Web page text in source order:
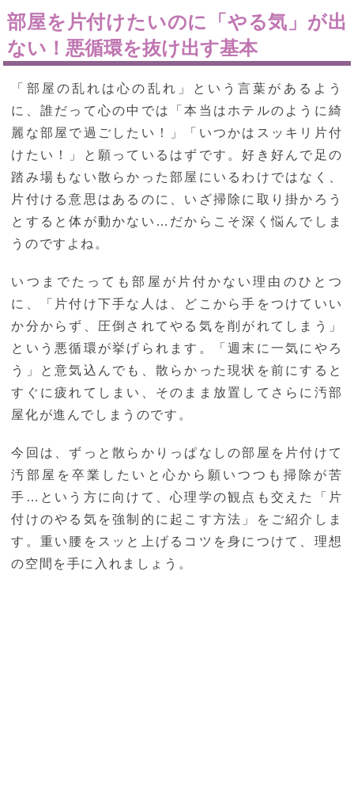
部屋を片付けたいのに「やる気」が出
ない！悪循環を抜け出す基本
「部屋の乱れは心の乱れ」という言葉があるよう
に、誰だって心の中では「本当はホテルのように綺
麗な部屋で過ごしたい！」「いつかはスッキリ片付
けたい！」と願っているはずです。好き好んで足の
踏み場もない散らかった部屋にいるわけではなく、
片付ける意思はあるのに、いざ掃除に取り掛かろう
とすると体が動かない…だからこそ深く悩んでしま
うのですよね。
いつまでたっても部屋が片付かない理由のひとつ
に、「片付け下手な人は、どこから手をつけていい
か分からず、圧倒されてやる気を削がれてしまう」
という悪循環が挙げられます。「週末に一気にやろ
う」と意気込んでも、散らかった現状を前にすると
すぐに疲れてしまい、そのまま放置してさらに汚部
屋化が進んでしまうのです。
今回は、ずっと散らかりっぱなしの部屋を片付けて
汚部屋を卒業したいと心から願いつつも掃除が苦
手…という方に向けて、心理学の観点も交えた「片
付けのやる気を強制的に起こす方法」をご紹介しま
す。重い腰をスッと上げるコツを身につけて、理想
の空間を手に入れましょう。